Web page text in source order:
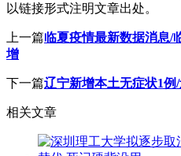
以链接形式注明文章出处。
上一篇临夏疫情最新数据消息/
增
下一篇辽宁新增本土无症状1
相关文章